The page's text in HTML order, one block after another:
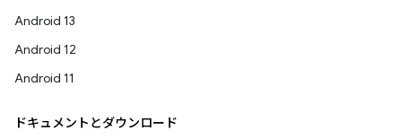
Android 13
Android 12
Android 11
ドキュメントとダウンロード